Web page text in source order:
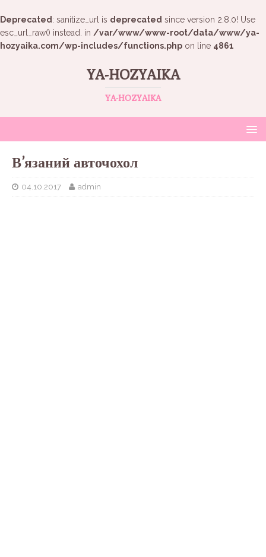
Deprecated : sanitize_url is deprecated since version 2.8.0! Use
esc_url_raw() instead. in /var/www/www-root/data/www/ya-
hozyaika.com/wp-includes/functions.php on line 4861
YA-HOZYAIKA
YA-HOZYAIKA
В’язаний авточохол
04.10.2017 admin